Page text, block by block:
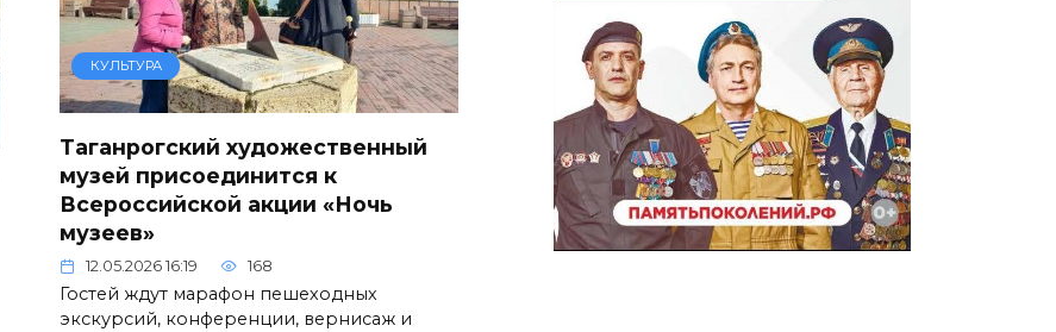
КУЛЬТУРА
Таганрогский художественный
музей присоединится к
Всероссийской акции «Ночь
музеев»
12.05.2026 16:19 168
Гостей ждут марафон пешеходных
экскурсий, конференции, вернисаж и